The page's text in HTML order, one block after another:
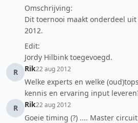
Omschrijving:
Dit toernooi maakt onderdeel
2012.
Edit:
Jordy Hilbink toegevoegd.
R
Rik22 aug 2012
Welke experts en welke
kennis en ervaring input
R
Rik22 aug 2012
Goeie timing (?) .... Master